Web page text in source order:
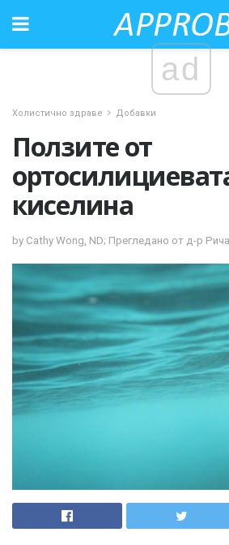
ad
Холистично здраве Добавки
Ползите от
киселина
by Cathy Wong, ND; Прегледано от д-р